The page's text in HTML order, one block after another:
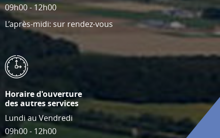
09h00 - 12h00
L’après-midi: sur rendez-vous
Horaire d'ouverture
des autres services
Lundi au Vendredi
09h00 - 12h00